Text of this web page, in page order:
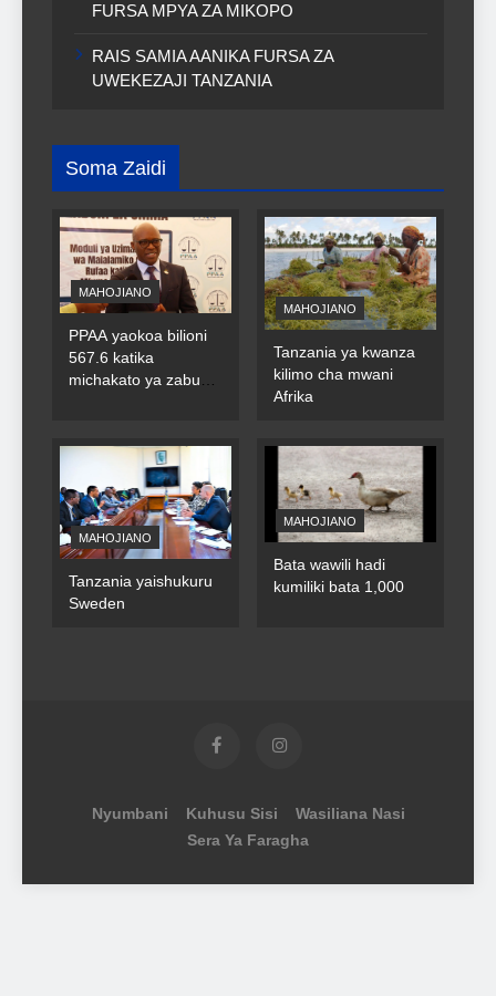
FURSA MPYA ZA MIKOPO
RAIS SAMIA AANIKA FURSA ZA
UWEKEZAJI TANZANIA
Soma Zaidi
MAHOJIANO
PPAA yaokoa bilioni
567.6 katika
michakato ya zabuni
MAHOJIANO
Tanzania ya kwanza
kilimo cha mwani
Afrika
MAHOJIANO
Tanzania yaishukuru
Sweden
MAHOJIANO
Bata wawili hadi
kumiliki bata 1,000
Nyumbani Kuhusu Sisi
Wasiliana Nasi
Sera Ya Faragha